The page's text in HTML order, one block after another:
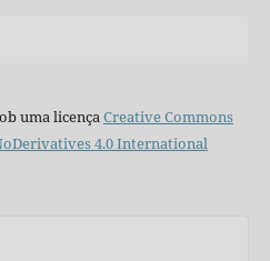
uma licençaCreative Commons
4.0 International